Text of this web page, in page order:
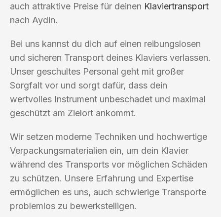
auch attraktive Preise für deinen Klaviertransport
nach Aydin.
Bei uns kannst du dich auf einen reibungslosen
und sicheren Transport deines Klaviers verlassen.
Unser geschultes Personal geht mit großer
Sorgfalt vor und sorgt dafür, dass dein
wertvolles Instrument unbeschadet und maximal
geschützt am Zielort ankommt.
Wir setzen moderne Techniken und hochwertige
Verpackungsmaterialien ein, um dein Klavier
während des Transports vor möglichen Schäden
zu schützen. Unsere Erfahrung und Expertise
ermöglichen es uns, auch schwierige Transporte
problemlos zu bewerkstelligen.